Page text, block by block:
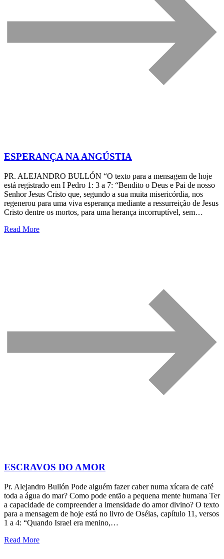
ESPERANÇA NA ANGÚSTIA
PR. ALEJANDRO BULLÓN “O texto para a mensagem de hoje
está registrado em I Pedro 1: 3 a 7: “Bendito o Deus e Pai de nosso
Senhor Jesus Cristo que, segundo a sua muita misericórdia, nos
regenerou para uma viva esperança mediante a ressurreição de Jesus
Cristo dentre os mortos, para uma herança incorruptível, sem…
Read More
ESCRAVOS DO AMOR
Pr. Alejandro Bullón Pode alguém fazer caber numa xícara de café
toda a água do mar? Como pode então a pequena mente humana Ter
a capacidade de compreender a imensidade do amor divino? O texto
para a mensagem de hoje está no livro de Oséias, capítulo 11, versos
1 a 4: “Quando Israel era menino,…
Read More